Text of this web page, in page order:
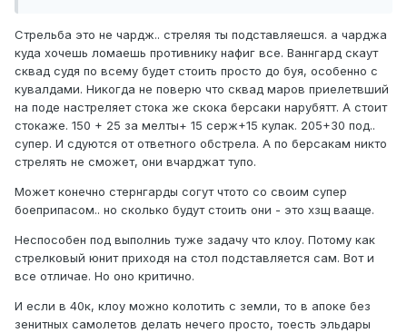
Стрельба это не чардж.. стреляя ты подставляешся. а чарджа
куда хочешь ломаешь противнику нафиг все. Ваннгард скаут
сквад судя по всему будет стоить просто до буя, особенно с
кувалдами. Никогда не поверю что сквад маров приелетвший
на поде настреляет стока же скока берсаки нарубятт. А стоит
стокаже. 150 + 25 за мелты+ 15 серж+15 кулак. 205+30 под..
супер. И сдуются от ответного обстрела. А по берсакам никто
стрелять не сможет, они вчарджат тупо.
Может конечно стернгарды согут чтото со своим супер
боеприпасом.. но сколько будут стоить они - это хзщ вааще.
Неспособен под выполниь туже задачу что клоу. Потому как
стрелковый юнит приходя на стол подставляется сам. Вот и
все отличае. Но оно критично.
И если в 40к, клоу можно колотить с земли, то в апоке без
зенитных самолетов делать нечего просто, тоесть эльдары